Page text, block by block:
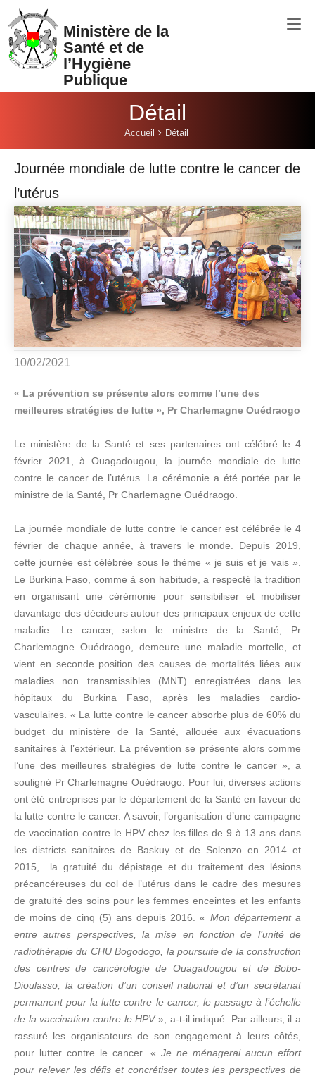
Aller au contenu principal
Ministère de la
Santé et de
l’Hygiène
Publique
Détail
Accueil Détail
Journée mondiale de lutte contre le cancer de
l’utérus
10/02/2021
« La prévention se présente alors comme l’une des
meilleures stratégies de lutte », Pr Charlemagne Ouédraogo
Le ministère de la Santé et ses partenaires ont célébré le 4
février 2021, à Ouagadougou, la journée mondiale de lutte
contre le cancer de l’utérus. La cérémonie a été portée par le
ministre de la Santé, Pr Charlemagne Ouédraogo.
La journée mondiale de lutte contre le cancer est célébrée le 4
février de chaque année, à travers le monde. Depuis 2019,
cette journée est célébrée sous le thème « je suis et je vais ».
Le Burkina Faso, comme à son habitude, a respecté la tradition
en organisant une cérémonie pour sensibiliser et mobiliser
davantage des décideurs autour des principaux enjeux de cette
maladie. Le cancer, selon le ministre de la Santé, Pr
Charlemagne Ouédraogo, demeure une maladie mortelle, et
vient en seconde position des causes de mortalités liées aux
maladies non transmissibles (MNT) enregistrées dans les
hôpitaux du Burkina Faso, après les maladies cardio-
vasculaires. « La lutte contre le cancer absorbe plus de 60% du
budget du ministère de la Santé, allouée aux évacuations
sanitaires à l’extérieur. La prévention se présente alors comme
l’une des meilleures stratégies de lutte contre le cancer », a
souligné Pr Charlemagne Ouédraogo. Pour lui, diverses actions
ont été entreprises par le département de la Santé en faveur de
la lutte contre le cancer. A savoir, l’organisation d’une campagne
de vaccination contre le HPV chez les filles de 9 à 13 ans dans
les districts sanitaires de Baskuy et de Solenzo en 2014 et
2015, la gratuité du dépistage et du traitement des lésions
précancéreuses du col de l’utérus dans le cadre des mesures
de gratuité des soins pour les femmes enceintes et les enfants
de moins de cinq (5) ans depuis 2016. « Mon département a
entre autres perspectives, la mise en fonction de l’unité de
radiothérapie du CHU Bogodogo, la poursuite de la construction
des centres de cancérologie de Ouagadougou et de Bobo-
Dioulasso, la création d’un conseil national et d’un secrétariat
permanent pour la lutte contre le cancer, le passage à l’échelle
de la vaccination contre le HPV», a-t-il indiqué. Par ailleurs, il a
rassuré les organisateurs de son engagement à leurs côtés,
pour lutter contre le cancer. « Je ne ménagerai aucun effort
pour relever les défis et concrétiser toutes les perspectives de